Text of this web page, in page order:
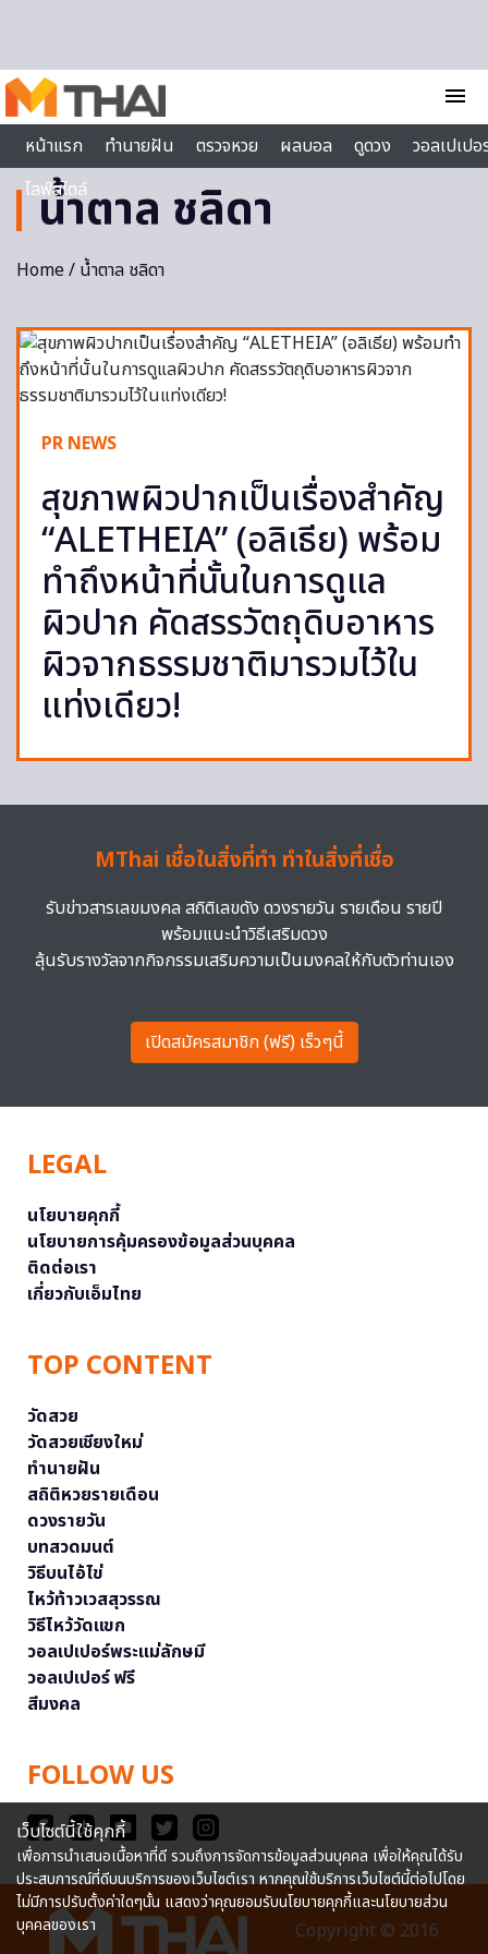
menu
หน้าแรก
ทำนายฝัน ตรวจหวย ผลบอล ดูดวง
วอลเปเป
ไลฟ์สไตล์
น้ำตาล ชลิดา
Home/ น้ำตาล ชลิดา
PR NEWS
สุขภาพผิวปากเป็นเรื่องสำคัญ
“ALETHEIA” (อลิเธีย) พร้อม
ทำถึงหน้าที่นั้นในการดูแล
ผิวปาก คัดสรรวัตถุดิบอาหาร
ผิวจากธรรมชาติมารวมไว้ใน
แท่งเดียว!
MThai เชื่อในสิ่งที่ทำ ทำในสิ่งที่เชื่อ
รับข่าวสารเลขมงคล สถิติเลขดัง ดวงรายวัน รายเดือน รายปี
พร้อมแนะนำวิธีเสริมดวง
ลุ้นรับรางวัลจากกิจกรรมเสริมความเป็นมงคลให้กับตัวท่านเอง
เปิดสมัครสมาชิก (ฟรี) เร็วๆนี้
LEGAL
นโยบายคุกกี้
นโยบายการคุ้มครองข้อมูลส่วนบุคคล
ติดต่อเรา
เกี่ยวกับเอ็มไทย
TOP CONTENT
วัดสวย
วัดสวยเชียงใหม่
ทำนายฝัน
สถิติหวยรายเดือน
ดวงรายวัน
บทสวดมนต์
วิธีบนไอ้ไข่
ไหว้ท้าวเวสสุวรรณ
วิธีไหว้วัดแขก
วอลเปเปอร์พระแม่ลักษมี
วอลเปเปอร์ ฟรี
สีมงคล
FOLLOW US
Copyright © 2016
เว็บไซต์นี้ใช้คุกกี้
เพื่อการนำเสนอเนื้อหาที่ดี รวมถึงการจัดการข้อมูลส่วนบุคคล เพื่อให้คุณได้รับ
ประสบการณ์ที่ดีบนบริการของเว็บไซต์เรา หากคุณใช้บริการเว็บไซต์นี้ต่อไปโดย
ไม่มีการปรับตั้งค่าใดๆนั้น แสดงว่าคุณยอมรับนโยบายคุกกี้และนโยบายส่วน
บุคคลของเรา